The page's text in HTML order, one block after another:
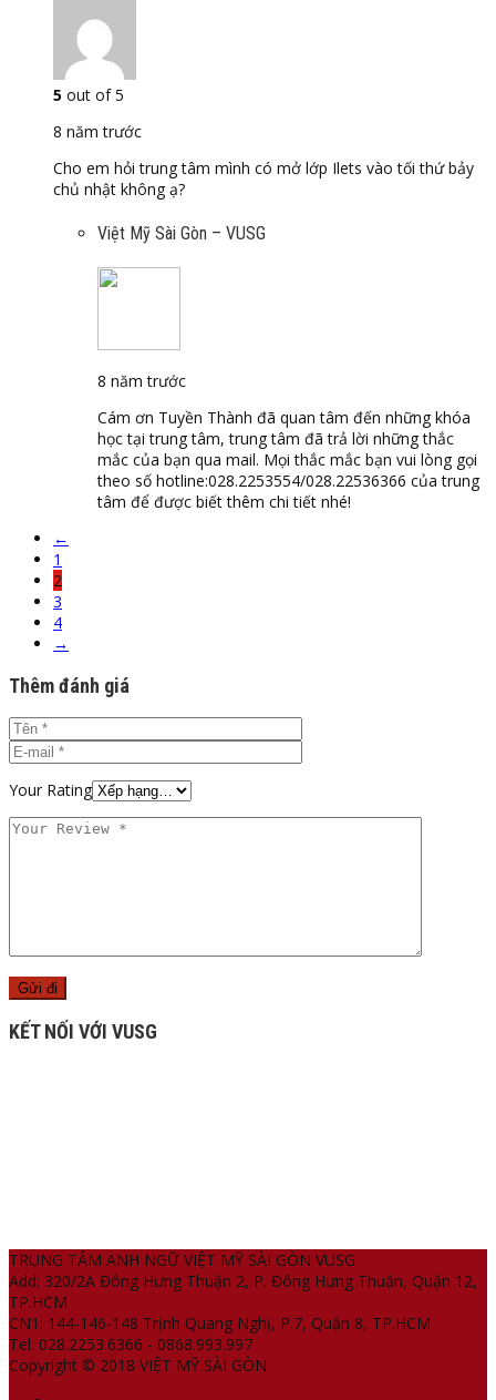
5 out of 5
8 năm trước
Cho em hỏi trung tâm mình có mở lớp Ilets vào tối thứ bảy
chủ nhật không ạ?
Việt Mỹ Sài Gòn – VUSG
8 năm trước
Cám ơn Tuyền Thành đã quan tâm đến những khóa
học tại trung tâm, trung tâm đã trả lời những thắc
mắc của bạn qua mail. Mọi thắc mắc bạn vui lòng gọi
theo số hotline:028.2253554/028.22536366 của trung
tâm để được biết thêm chi tiết nhé!
←
1
2
3
4
→
Thêm đánh giá
Your Rating
KẾT NỐI VỚI VUSG
TRUNG TÂM ANH NGỮ VIỆT MỸ SÀI GÒN VUSG
Add: 320/2A Đông Hưng Thuận 2, P. Đông Hưng Thuận, Quận 12,
TP.HCM
CN1: 144-146-148 Trịnh Quang Nghị, P.7, Quận 8, TP.HCM
Tel: 028.2253.6366 - 0868.993.997
Copyright © 2018 VIỆT MỸ SÀI GÒN